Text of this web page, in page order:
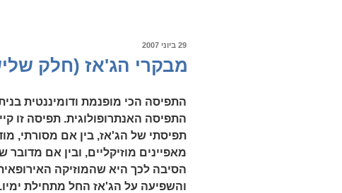
פורסם
29 ביוני 2007
מבקרי הג'אז (חלק
התפיסה הכי מופנמת ודומיננטית
התפיסה האנתרופולוגית. תפיסה זו
תפיסתי של הג'אז, בין אם מסורתי,
מאפיינים מוזיקליים, ובין אם
הסיבה לכך היא שהמוזיקה
והשפיעה על הג'אז החל מתחילת